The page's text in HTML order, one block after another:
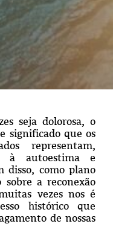
seja dolorosa, o
significado que os
representam,
à autoestima e
disso, como plano
a reconexão
vezes nos é
histórico que
de nossas